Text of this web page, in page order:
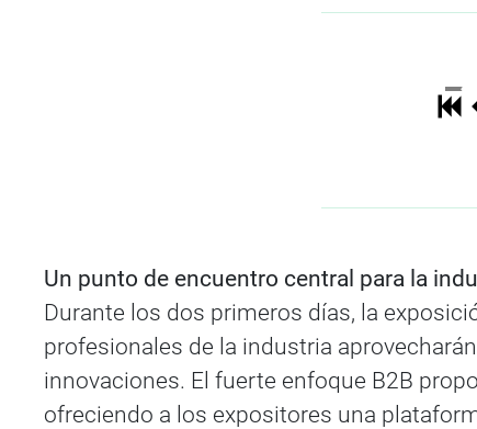
Un punto de encuentro central para la
Durante los dos primeros días, la
profesionales de la industria
innovaciones. El fuerte enfoque B2B
ofreciendo a los expositores una